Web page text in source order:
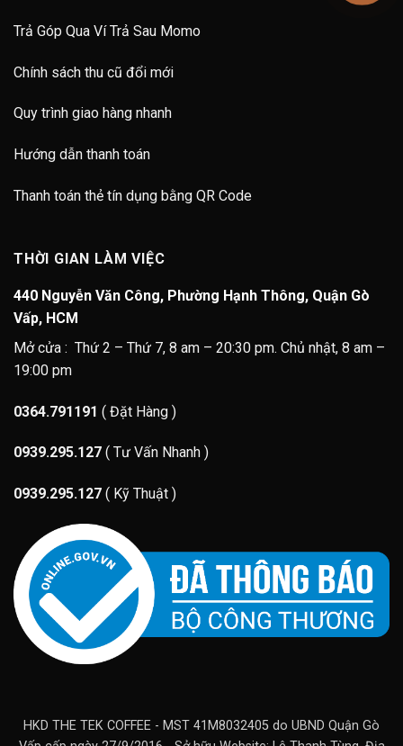
Trả Góp Qua Ví Trả Sau Momo
Chính sách thu cũ đổi mới
Quy trình giao hàng nhanh
Hướng dẫn thanh toán
Thanh toán thẻ tín dụng bằng QR Code
THỜI GIAN LÀM VIỆC
440 Nguyễn Văn Công, Phường Hạnh Thông, Quận Gò
Vấp, HCM
Mở cửa : Thứ 2 – Thứ 7, 8 am – 20:30 pm. Chủ nhật, 8 am –
19:00 pm
0364.791191 ( Đặt Hàng )
0939.295.127 ( Tư Vấn Nhanh )
0939.295.127 ( Kỹ Thuật )
HKD THE TEK COFFEE - MST 41M8032405 do UBND Quận Gò